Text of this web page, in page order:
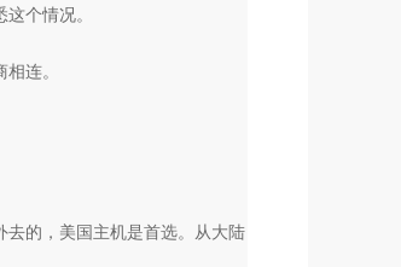
这个情况。
连。
的， 美国主机是首选。 从大陆